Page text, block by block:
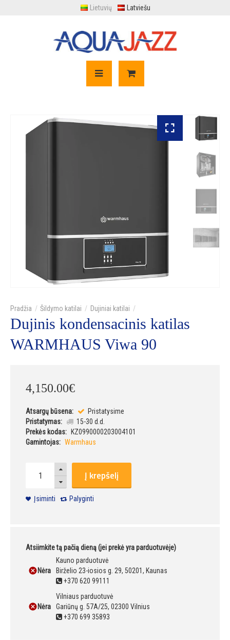
Lietuvių Latviešu
Šildymo katilai Dujiniai katilai
Dujinis kondensacinis katilas
WARMHAUS Viwa 90
4,150.00€
Atsargų būsena:
Pristatysime
Pristatymas:
15-30 d.d.
Prekės kodas:
KZ0990000203004101
Gamintojas: Warmhaus
Į krepšelį
Įsiminti Palyginti
Atsiimkite tą pačią dieną (jei prekė yra parduotuvėje)
Nėra
Kauno parduotuvė
Birželio 23-iosios g. 29, 50201, Kaunas
+370 620 99111
Nėra
Vilniaus parduotuvė
Gariūnų g. 57A/25, 02300 Vilnius
+370 699 35893